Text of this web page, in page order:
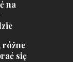
na
różne
się